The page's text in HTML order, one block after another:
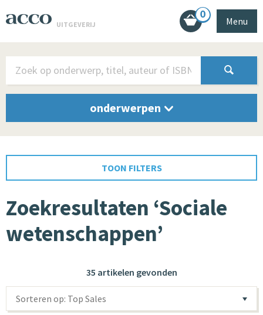
UITGEVERIJ
0
Menu
onderwerpen
TOON FILTERS
Zoekresultaten ‘Sociale
wetenschappen’
35 artikelen gevonden
Sorteren op: Top Sales